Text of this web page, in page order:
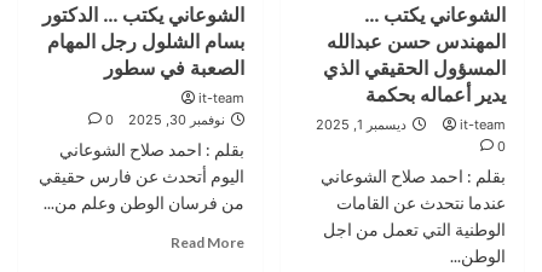
هل
سنرى
تطبيقا
جلالة
الملك
الله
الثاني
في
السردية
الاردنية
الشوعاني يكتب …
المهندس حسن عبدالله
المسؤول الحقيقي الذي
يدير أعماله بحكمة
it-team
ديسمبر 1, 2025
0
بقلم : احمد صلاح الشوعاني
عندما نتحدث عن القامات
الوطنية التي تعمل من اجل
الوطن...
الشوعاني يكتب … الدكتور
بسام الشلول رجل المهام
الصعبة في سطور
it-team
نوفمبر 30, 2025
0
بقلم : احمد صلاح الشوعاني
اليوم أتحدث عن فارس حقيقي
من فرسان الوطن وعلم من...
Read More